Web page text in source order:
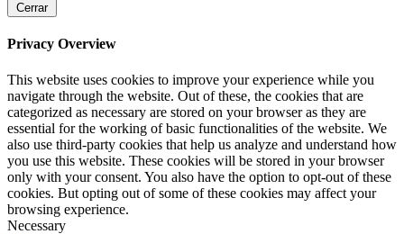
Cerrar
Privacy Overview
This website uses cookies to improve your experience while you
navigate through the website. Out of these, the cookies that are
categorized as necessary are stored on your browser as they are
essential for the working of basic functionalities of the website. We
also use third-party cookies that help us analyze and understand how
you use this website. These cookies will be stored in your browser
only with your consent. You also have the option to opt-out of these
cookies. But opting out of some of these cookies may affect your
browsing experience.
Necessary